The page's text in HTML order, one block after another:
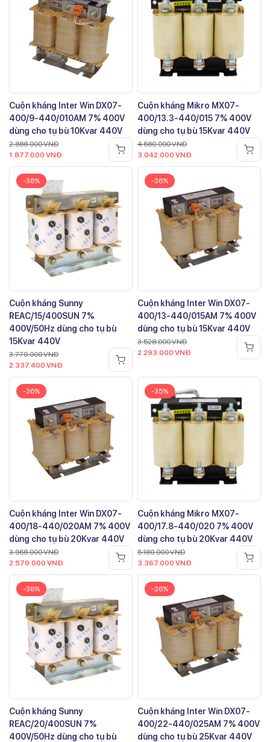
Cuộn kháng Inter Win DX07-
400/9-440/010AM 7% 400V
dùng cho tụ bù 10Kvar 440V
2.888.000VNĐ
1.877.000 VNĐ
Cuộn kháng Mikro MX07-
400/13.3-440/015 7% 400V
dùng cho tụ bù 15Kvar 440V
4.680.000VNĐ
3.042.000 VNĐ
-38%
Cuộn kháng Sunny
REAC/15/400SUN 7%
400V/50Hz dùng cho tụ bù
15Kvar 440V
3.770.000VNĐ
2.337.400 VNĐ
-36%
Cuộn kháng Inter Win DX07-
400/13-440/015AM 7% 400V
dùng cho tụ bù 15Kvar 440V
3.528.000VNĐ
2.293.000 VNĐ
-36%
Cuộn kháng Inter Win DX07-
400/18-440/020AM 7% 400V
dùng cho tụ bù 20Kvar 440V
3.968.000VNĐ
2.579.000 VNĐ
-35%
Cuộn kháng Mikro MX07-
400/17.8-440/020 7% 400V
dùng cho tụ bù 20Kvar 440V
5.180.000VNĐ
3.367.000 VNĐ
-38%
Cuộn kháng Sunny
REAC/20/400SUN 7%
400V/50Hz dùng cho tụ bù
-36%
Cuộn kháng Inter Win DX07-
400/22-440/025AM 7% 400V
dùng cho tụ bù 25Kvar 440V